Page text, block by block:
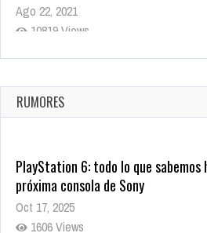
Ago 22, 2021
10819 Views
La configuración de Call of Duty
Ago 8, 2021
10005 Views
RUMORES
PlayStation 6: todo lo que sabemos
próxima consola de Sony
Oct 17, 2025
1606 Views